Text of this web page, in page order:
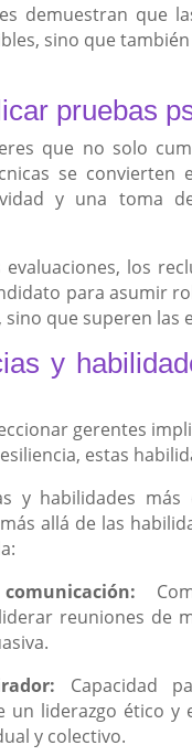
demuestran que
sino que
pruebas
que no solo
se
y una toma
evaluaciones, los
para asumir
que superen las
y
gerentes
estas
y habilidades
allá de las
comunicación:
reuniones de
Capacidad
un liderazgo ético
y colectivo.